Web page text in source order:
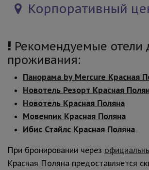
Корпоративный
Рекомендуемые отели
проживания:
Панорама by Mercure Красная
Новотель Резорт Красная
Новотель Красная Поляна
Мовенпик Красная Поляна
Ибис Стайлс Красная Поляна
При бронировании через
Красная Поляна предоставляется